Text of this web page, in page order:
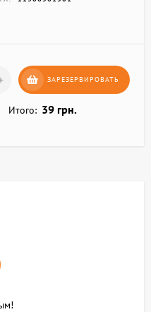
ЗАРЕЗЕРВИРОВАТЬ
Итого: 39 грн.